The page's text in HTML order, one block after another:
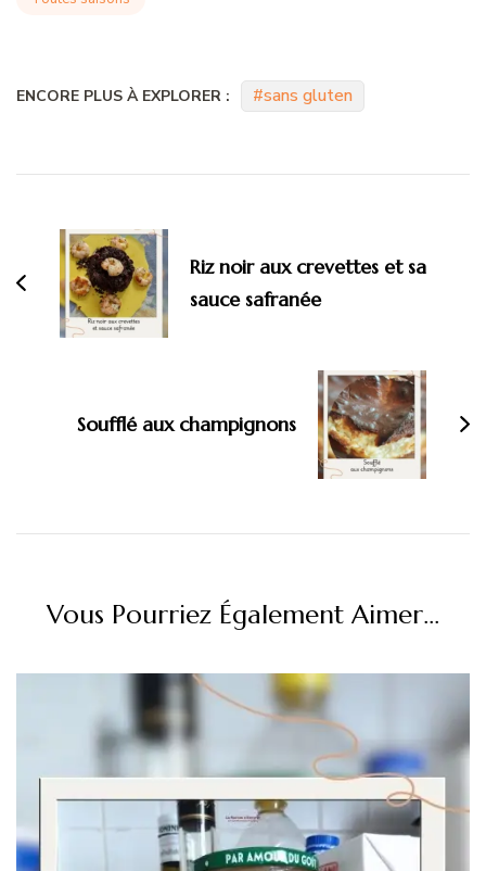
ENCORE PLUS À EXPLORER : sans gluten
d'article
Riz noir aux crevettes et sa
sauce safranée
Soufflé aux champignons
Vous Pourriez Également Aimer...